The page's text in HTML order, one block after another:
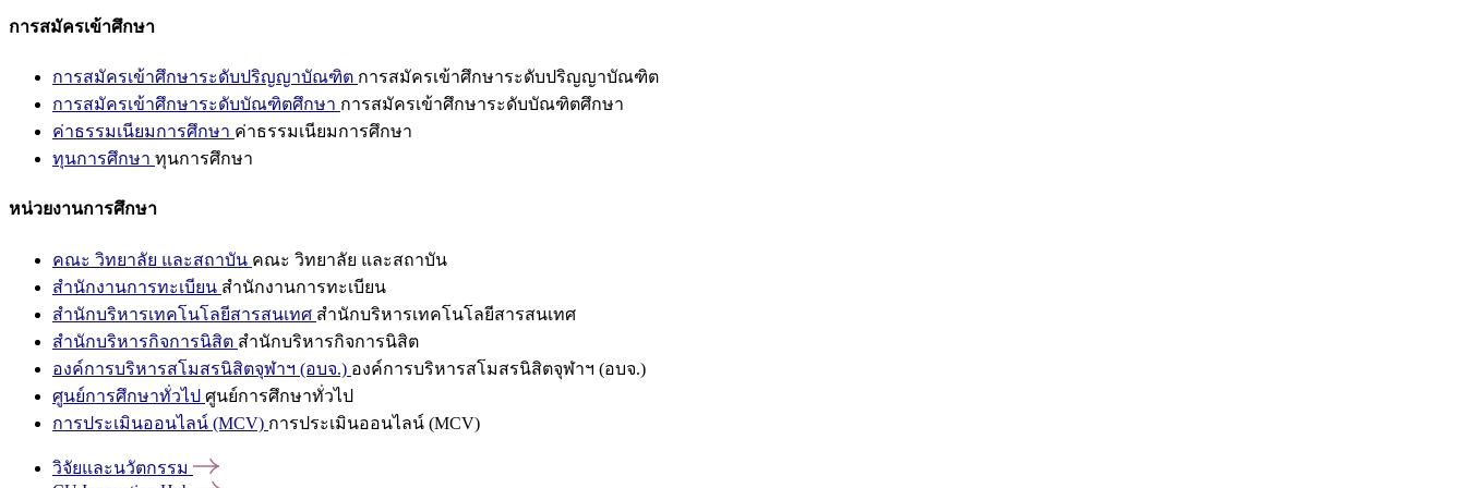
การสมัครเข้าศึกษา
การสมัครเข้าศึกษาระดับปริญญาบัณฑิต การสมัครเข้าศึกษาระดับปริญญาบัณฑิต
การสมัครเข้าศึกษาระดับบัณฑิตศึกษา การสมัครเข้าศึกษาระดับบัณฑิตศึกษา
ค่าธรรมเนียมการศึกษา ค่าธรรมเนียมการศึกษา
ทุนการศึกษา ทุนการศึกษา
หน่วยงานการศึกษา
คณะ วิทยาลัย และสถาบัน คณะ วิทยาลัย และสถาบัน
สำนักงานการทะเบียน สำนักงานการทะเบียน
สำนักบริหารเทคโนโลยีสารสนเทศ สำนักบริหารเทคโนโลยีสารสนเทศ
สำนักบริหารกิจการนิสิต สำนักบริหารกิจการนิสิต
องค์การบริหารสโมสรนิสิตจุฬาฯ (อบจ.) องค์การบริหารสโมสรนิสิตจุฬาฯ (อบจ.)
ศูนย์การศึกษาทั่วไป ศูนย์การศึกษาทั่วไป
การประเมินออนไลน์ (MCV) การประเมินออนไลน์ (MCV)
วิจัยและนวัตกรรม